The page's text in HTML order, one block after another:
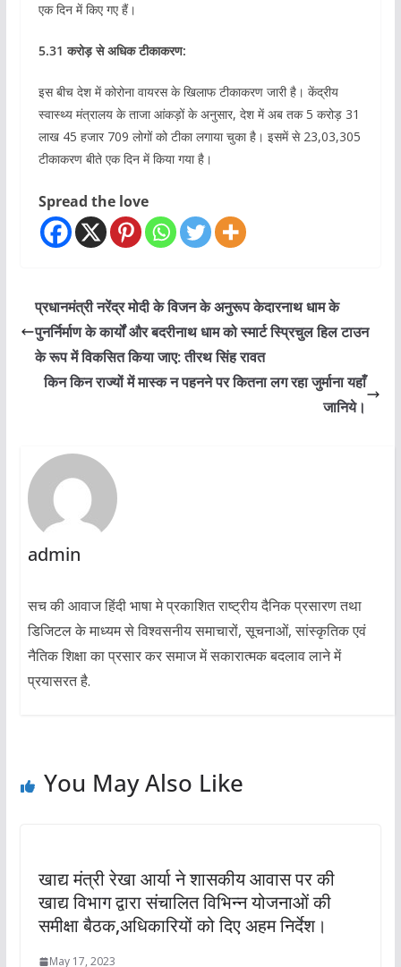
एक दिन में किए गए हैं।
5.31 करोड़ से अधिक टीकाकरण:
इस बीच देश में कोरोना वायरस के खिलाफ टीकाकरण जारी है। केंद्रीय
स्वास्थ्य मंत्रालय के ताजा आंकड़ों के अनुसार, देश में अब तक 5 करोड़ 31
लाख 45 हजार 709 लोगों को टीका लगाया चुका है। इसमें से 23,03,305
टीकाकरण बीते एक दिन में किया गया है।
Spread the love
प्रधानमंत्री नरेंद्र मोदी के विजन के अनुरूप केदारनाथ धाम के
पुनर्निर्माण के कार्यों और बदरीनाथ धाम को स्मार्ट स्प्रिचुल हिल टाउन
के रूप में विकसित किया जाए: तीरथ सिंह रावत
किन किन राज्यों में मास्क न पहनने पर कितना लग रहा जुर्माना यहाँ
जानिये।
admin
सच की आवाज हिंदी भाषा मे प्रकाशित राष्ट्रीय दैनिक प्रसारण तथा
डिजिटल के माध्यम से विश्वसनीय समाचारों, सूचनाओं, सांस्कृतिक एवं
नैतिक शिक्षा का प्रसार कर समाज में सकारात्मक बदलाव लाने में
प्रयासरत है.
You May Also Like
खाद्य मंत्री रेखा आर्या ने शासकीय आवास पर की
खाद्य विभाग द्वारा संचालित विभिन्न योजनाओं की
समीक्षा बैठक,अधिकारियों को दिए अहम निर्देश।
May 17, 2023